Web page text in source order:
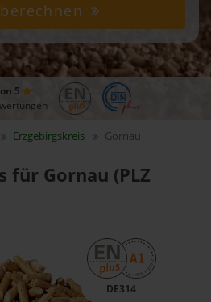
5
Erzgebirgskreis Gornau
für Gornau (PLZ
DE314